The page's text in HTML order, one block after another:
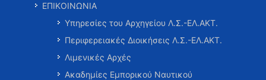
ΕΠΙΚΟΙΝΩΝΙΑ
Υπηρεσίες του Αρχηγείου Λ.Σ.-ΕΛ.ΑΚΤ.
Περιφερειακές Διοικήσεις Λ.Σ.-ΕΛ.ΑΚΤ.
Λιμενικές Αρχές
Ακαδημίες Εμπορικού Ναυτικού